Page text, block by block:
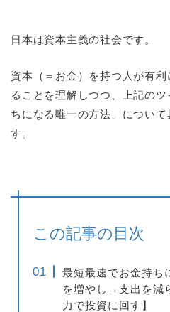
日本は資本主義の社会です。
資本（＝お金）を持つ人が有
ることを理解しつつ、上記の
ちになる唯一の方法」につい
す。
この記事の目次
最短最速でお金持ち
を増やし→支出を減
力で投資に回す】